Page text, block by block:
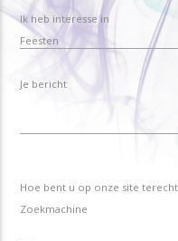
Ik heb interesse in
Je bericht
Hoe bent u op onze site
Zoekmachine